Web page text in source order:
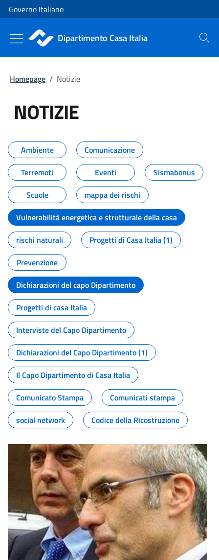
Vai al contenuto
Vai alla navigazione del sito
Governo Italiano
Dipartimento Casa Italia Cerca
Homepage / Notizie
NOTIZIE
Tutti i contenuti della pagina
Ambiente
Comunicazione
Terremoti
Eventi
Sismabonus
Scuole
mappa dei rischi
Vulnerabilità energetica e strutturale della casa
rischi naturali
Progetti di Casa Italia (1)
Prevenzione
Dichiarazioni del capo Dipartimento
Progetti di casa Italia
Interviste del Capo Dipartimento
Dichiarazioni del Capo Dipartimento (1)
Il Capo Dipartimento di Casa Italia
Comunicato Stampa
Comunicati stampa
social network
Codice della Ricostruzione